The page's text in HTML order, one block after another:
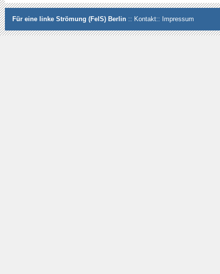
Für eine linke Strömung (FelS) Berlin :: Kontakt:: Impressum